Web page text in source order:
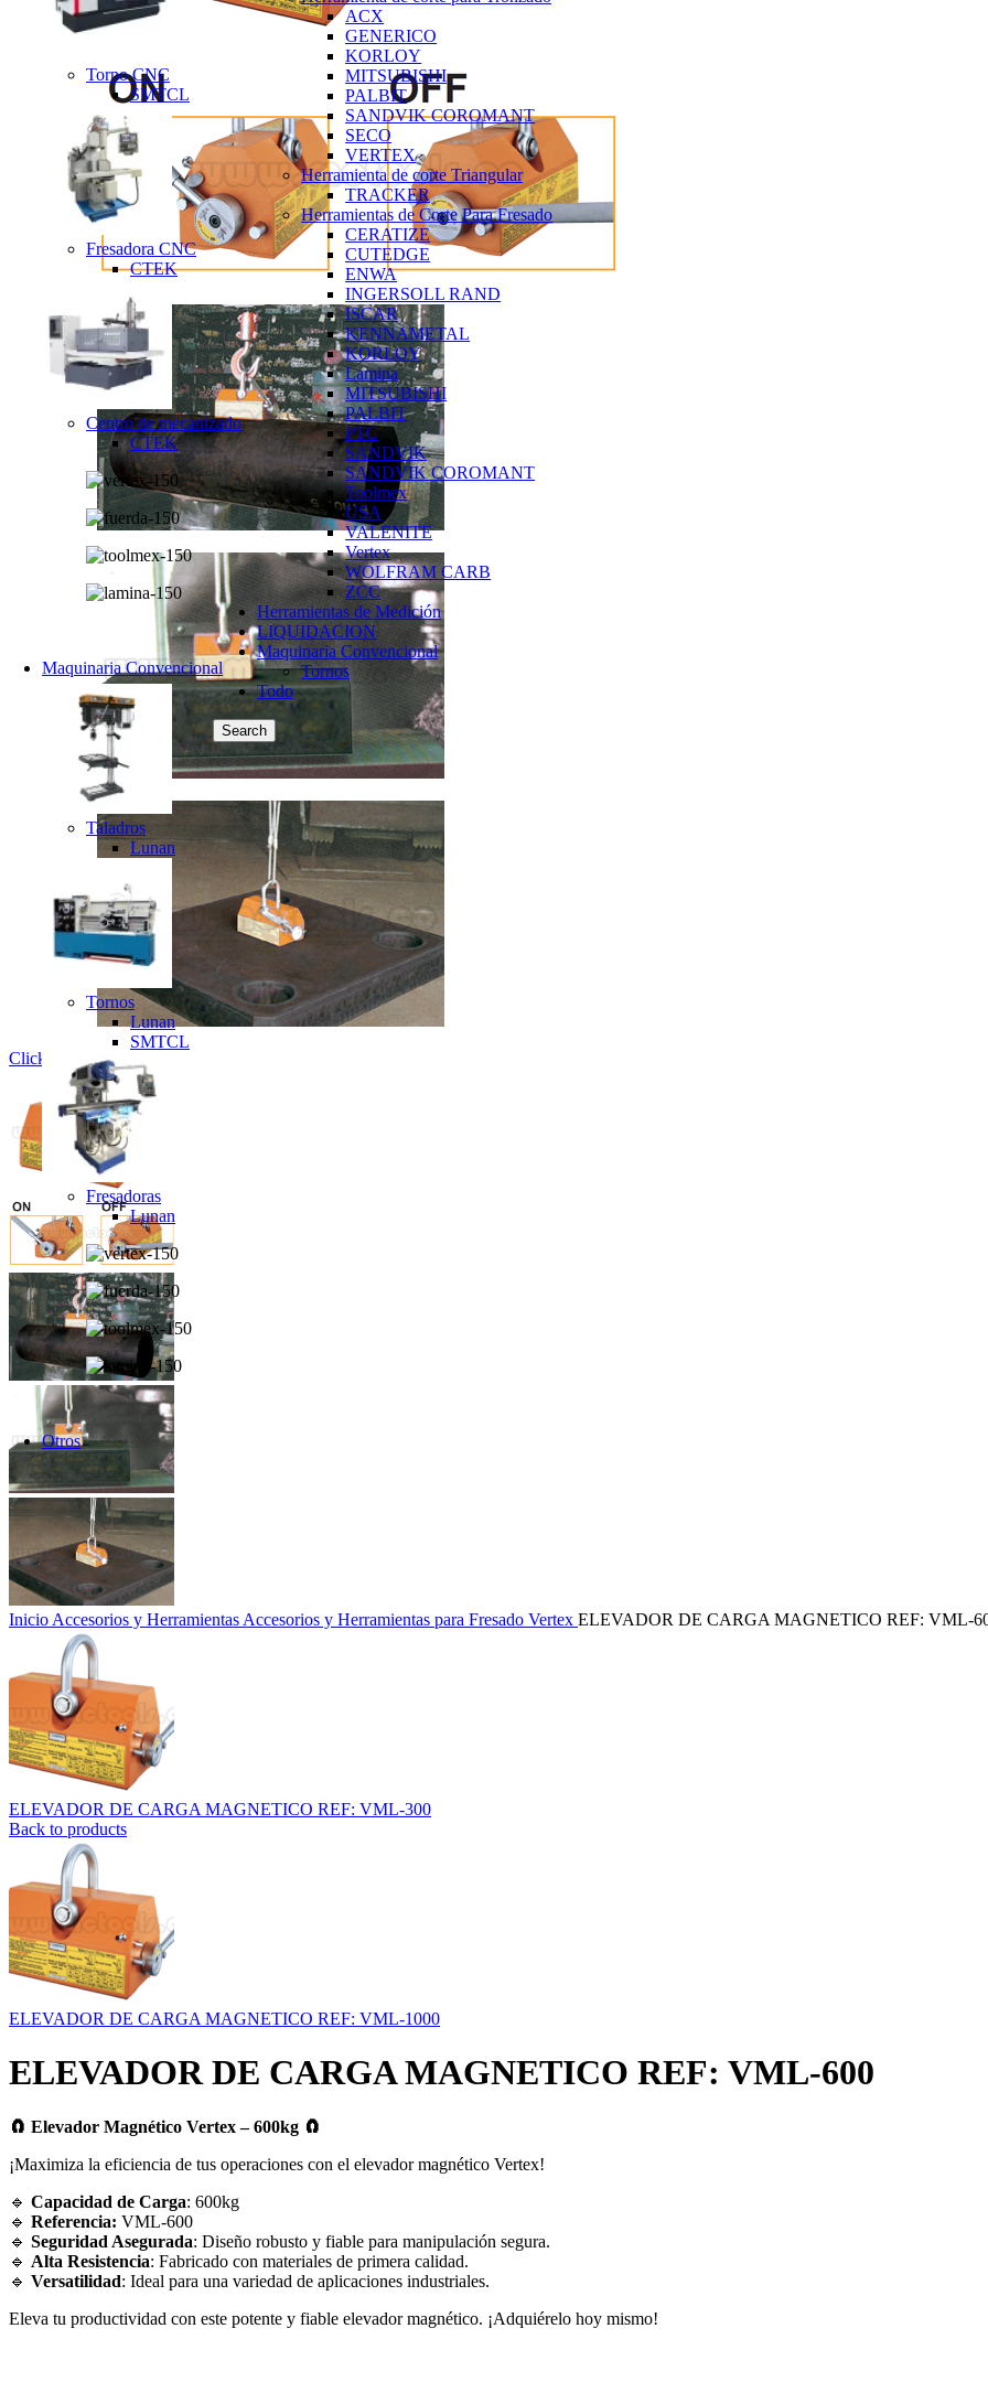
ACX
GENERICO
KORLOY
MITSUBISHI
PALBIT
SANDVIK COROMANT
SECO
VERTEX
Herramienta de corte Triangular
TRACKER
Herramientas de Corte Para Fresado
CERATIZE
CUTEDGE
ENWA
INGERSOLL RAND
ISCAR
KENNAMETAL
KORLOY
Lamina
MITSUBISHI
PALBIT
PTC
SANDVIK
SANDVIK COROMANT
Toolmex
USA
VALENITE
Vertex
WOLFRAM CARB
ZCC
Herramientas de Medición
LIQUIDACION
Maquinaria Convencional
Tornos
Todo
Search
Torno CNC
SMTCL
Fresadora CNC
CTEK
Centro de mecanizado
CTEK
Maquinaria Convencional
Taladros
Lunan
Tornos
Lunan
SMTCL
Fresadoras
Lunan
Otros
Click to enlarge
Inicio Accesorios y Herramientas Accesorios y Herramientas para Fresado Vertex ELEVADOR DE CARGA MAGNETICO REF: VML-
ELEVADOR DE CARGA MAGNETICO REF: VML-300
Back to products
ELEVADOR DE CARGA MAGNETICO REF: VML-1000
ELEVADOR DE CARGA MAGNETICO REF: VML-600
🧲 Elevador Magnético Vertex – 600kg 🧲
¡Maximiza la eficiencia de tus operaciones con el elevador magnético Vertex!
🔹 Capacidad de Carga: 600kg
🔹 Referencia: VML-600
🔹 Seguridad Asegurada: Diseño robusto y fiable para manipulación segura.
🔹 Alta Resistencia: Fabricado con materiales de primera calidad.
🔹 Versatilidad: Ideal para una variedad de aplicaciones industriales.
Eleva tu productividad con este potente y fiable elevador magnético. ¡Adquiérelo hoy mismo!